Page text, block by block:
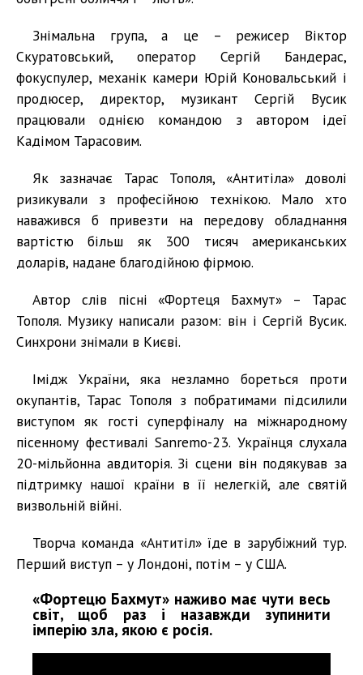
Знімальна група, а це – режисер Віктор
Скуратовський, оператор Сергій Бандерас,
фокуспулер, механік камери Юрій Коновальський і
продюсер, директор, музикант Сергій Вусик
працювали однією командою з автором ідеї
Кадімом Тарасовим.
Як зазначає Тарас Тополя, «Антитіла» доволі
ризикували з професійною технікою. Мало хто
наважився б привезти на передову обладнання
вартістю більш як 300 тисяч американських
доларів, надане благодійною фірмою.
Автор слів пісні «Фортеця Бахмут» – Тарас
Тополя. Музику написали разом: він і Сергій Вусик.
Синхрони знімали в Києві.
Імідж України, яка незламно бореться проти
окупантів, Тарас Тополя з побратимами підсилили
виступом як гості суперфіналу на міжнародному
пісенному фестивалі Sanremо-23. Українця слухала
20-мільйонна авдиторія. Зі сцени він подякував за
підтримку нашої країни в її нелегкій, але святій
визвольній війні.
Творча команда «Антитіл» їде в зарубіжний тур.
Перший виступ – у Лондоні, потім – у США.
«Фортецю Бахмут» наживо має чути весь
світ, щоб раз і назавжди зупинити
імперію зла, якою є росія.